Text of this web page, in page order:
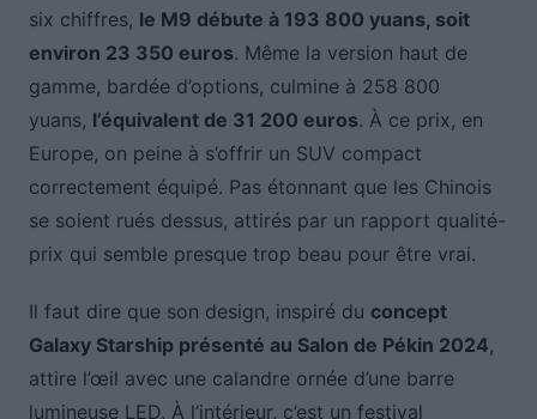
six chiffres, le M9 débute à 193 800 yuans, soit
environ 23 350 euros. Même la version haut de
gamme, bardée d’options, culmine à 258 800
yuans, l’équivalent de 31 200 euros. À ce prix, en
Europe, on peine à s’offrir un SUV compact
correctement équipé. Pas étonnant que les Chinois
se soient rués dessus, attirés par un rapport qualité-
prix qui semble presque trop beau pour être vrai.
Il faut dire que son design, inspiré du concept
Galaxy Starship présenté au Salon de Pékin 2024,
attire l’œil avec une calandre ornée d’une barre
lumineuse LED. À l’intérieur, c’est un festival